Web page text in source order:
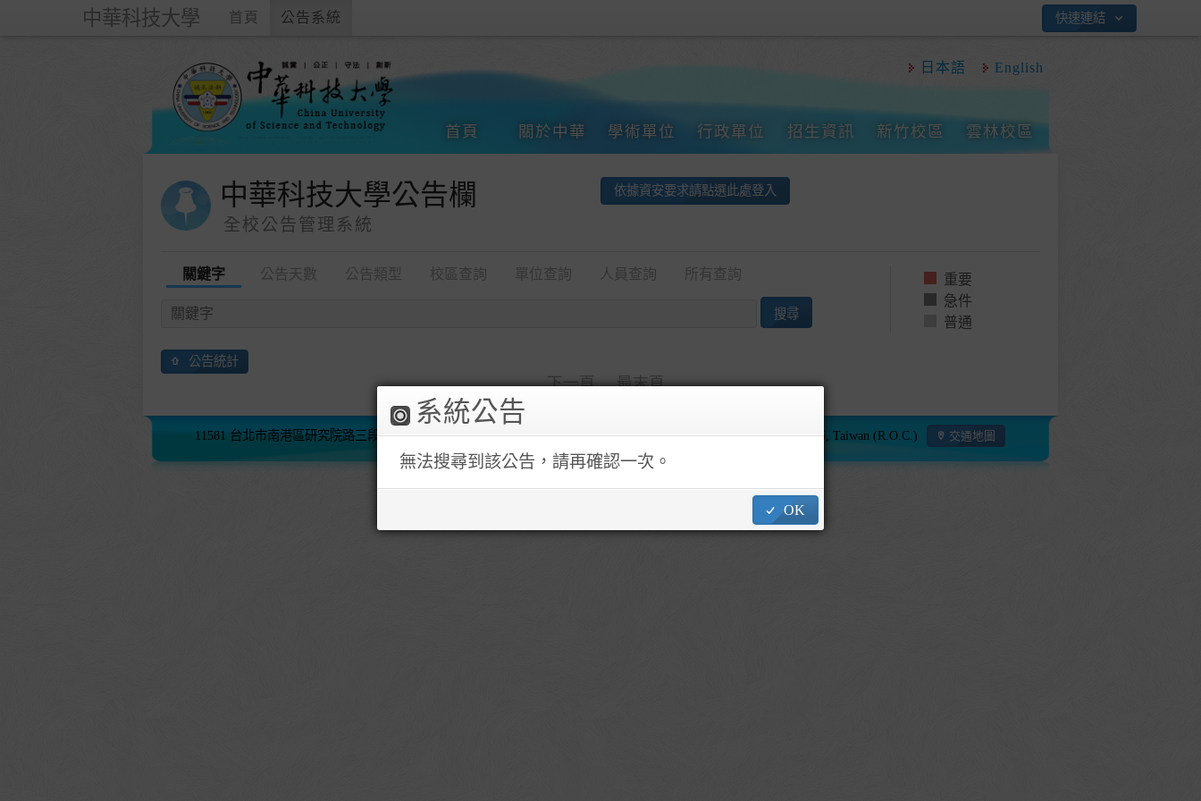
中華科技大學 首頁 公告系統 快速連結
日本語 English
首頁 關於中華 學術單位 行政單位 招生資訊 新竹校區 雲林校區
中華科技大學公告欄
全校公告管理系統
依據資安要求請點選此處登入
關鍵字 公告天數 公告類型 校區查詢 單位查詢 人員查詢 所有查詢
公告統計
下一頁 最末頁
11581 台北市南港區研究院路三段245號 (02)2782-1862 ~4 No.245, Academia Rd. Sec. 3, Nangang Dist., Taipei City 115, Taiwan (R.O.C.) 交通地圖
系統公告
無法搜尋到該公告，請再確認一次。
OK